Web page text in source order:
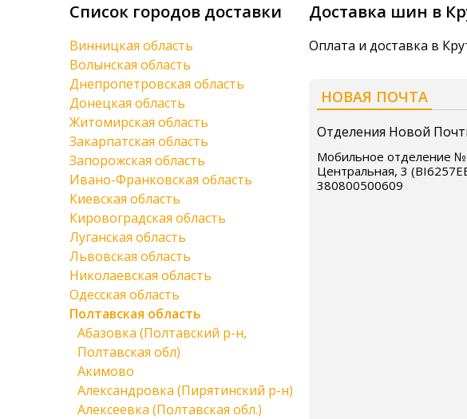
Доставка шин в
Оплата и доставка в
НОВАЯ ПОЧТА
Отделения Новой
Мобильное отделение
Центральная, 3
380800500609
Список городов доставки
Винницкая область
Волынская область
Днепропетровская область
Донецкая область
Житомирская область
Закарпатская область
Запорожская область
Ивано-Франковская область
Киевская область
Кировоградская область
Луганская область
Львовская область
Николаевская область
Одесская область
Полтавская область
Абазовка (Полтавский р-н,
Полтавская обл)
Акимово
Александровка (Пирятинский р-н)
Алексеевка (Полтавская обл.)